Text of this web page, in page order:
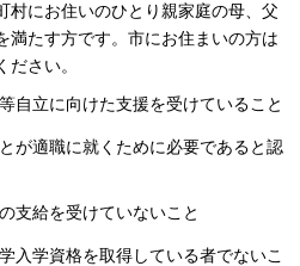
村にお住いのひとり親家庭の母、父
満たす方です。市にお住まいの方は
さい。
自立に向けた支援を受けていること
が適職に就くために必要であると認
支給を受けていないこと
入学資格を取得している者でないこ